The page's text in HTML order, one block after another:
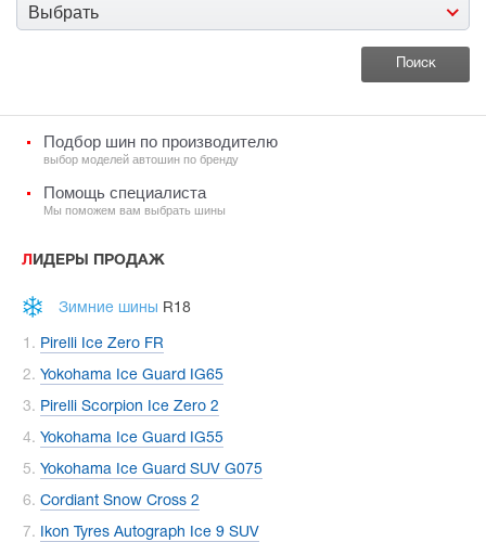
Выбрать
Подбор шин по производителю
выбор моделей автошин по бренду
Помощь специалиста
Мы поможем вам выбрать шины
ЛИДЕРЫ ПРОДАЖ
Зимние шины R18
Pirelli Ice Zero FR
Yokohama Ice Guard IG65
Pirelli Scorpion Ice Zero 2
Yokohama Ice Guard IG55
Yokohama Ice Guard SUV G075
Cordiant Snow Cross 2
Ikon Tyres Autograph Ice 9 SUV